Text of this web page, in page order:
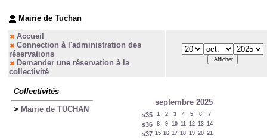
Mairie de Tuchan
Accueil
Connection à l'administration des
réservations
Demander une réservation à la
collectivité
Collectivités
> Mairie de TUCHAN
septembre 2025
s35 1 2 3 4 5 6 7
s36 8 9 10 11 12 13 14
s37 15 16 17 18 19 20 21